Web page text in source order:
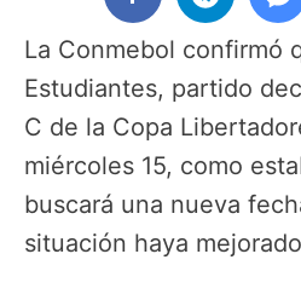
La Conmebol confirmó
Estudiantes, partido
C de la Copa
miércoles 15, como
buscará una nueva
situación haya